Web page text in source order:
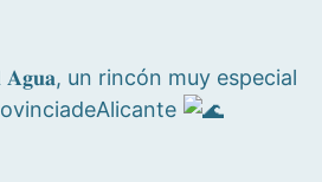
𝐀𝐠𝐮𝐚, un rincón muy especial